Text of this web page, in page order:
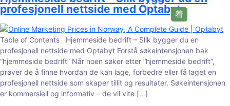
profesjonell nettside med Optabyt
Table of Contents Hjemmeside bedrift – Slik bygger du en
profesjonell nettside med Optabyt Forstå søkeintensjonen bak
“hjemmeside bedrift” Når noen søker etter “hjemmeside bedrift”,
prøver de å finne hvordan de kan lage, forbedre eller få laget en
profesjonell nettside som skaper tillit og resultater. Søkeintensjonen
er kommersiell og informativ – de vil vite […]